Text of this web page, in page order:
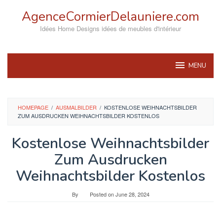
AgenceCormierDelauniere.com
Idées Home Designs idées de meubles d'intérieur
MENU
HOMEPAGE / AUSMALBILDER / KOSTENLOSE WEIHNACHTSBILDER
ZUM AUSDRUCKEN WEIHNACHTSBILDER KOSTENLOS
Kostenlose Weihnachtsbilder
Zum Ausdrucken
Weihnachtsbilder Kostenlos
By Posted onJune 28, 2024